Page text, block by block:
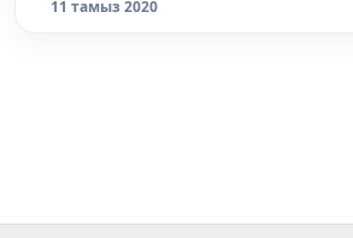
11 тамыз 2020